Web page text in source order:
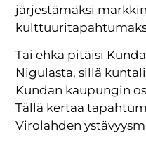
järjestämäksi
Tai ehkä pitäisi
Nigulasta, sillä
Kundan kaupungin
Tällä kertaa
Virolahden